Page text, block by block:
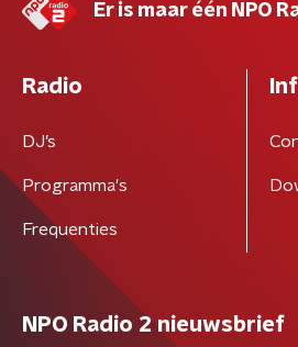
Er is maar één NPO
Radio
DJ’s
Programma's
Frequenties
NPO Radio 2 nieuwsbrief